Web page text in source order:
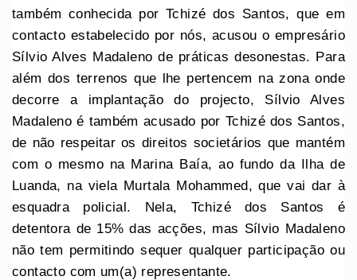
também conhecida por Tchizé dos Santos, que em
contacto estabelecido por nós, acusou o empresário
Sílvio Alves Madaleno de práticas desonestas. Para
além dos terrenos que lhe pertencem na zona onde
decorre a implantação do projecto, Sílvio Alves
Madaleno é também acusado por Tchizé dos Santos,
de não respeitar os direitos societários que mantém
com o mesmo na Marina Baía, ao fundo da Ilha de
Luanda, na viela Murtala Mohammed, que vai dar à
esquadra policial. Nela, Tchizé dos Santos é
detentora de 15% das acções, mas Sílvio Madaleno
não tem permitindo sequer qualquer participação ou
contacto com um(a) representante.